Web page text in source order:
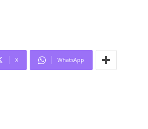
X WhatsApp